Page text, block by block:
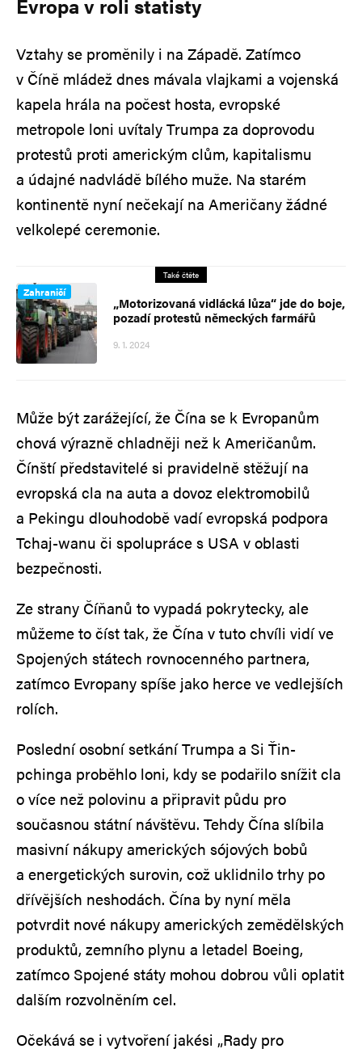
Evropa v roli statisty
Vztahy se proměnily i na Západě. Zatímco
v Číně mládež dnes mávala vlajkami a vojenská
kapela hrála na počest hosta, evropské
metropole loni uvítaly Trumpa za doprovodu
protestů proti americkým clům, kapitalismu
a údajné nadvládě bílého muže. Na starém
kontinentě nyní nečekají na Američany žádné
velkolepé ceremonie.
Také čtěte
Zahraničí
„Motorizovaná vidlácká lůza“ jde do boje,
pozadí protestů německých farmářů
9. 1. 2024
Může být zarážející, že Čína se k Evropanům
chová výrazně chladněji než k Američanům.
Čínští představitelé si pravidelně stěžují na
evropská cla na auta a dovoz elektromobilů
a Pekingu dlouhodobě vadí evropská podpora
Tchaj-wanu či spolupráce s USA v oblasti
bezpečnosti.
Ze strany Číňanů to vypadá pokrytecky, ale
můžeme to číst tak, že Čína v tuto chvíli vidí ve
Spojených státech rovnocenného partnera,
zatímco Evropany spíše jako herce ve vedlejších
rolích.
Poslední osobní setkání Trumpa a Si Ťin-
pchinga proběhlo loni, kdy se podařilo snížit cla
o více než polovinu a připravit půdu pro
současnou státní návštěvu. Tehdy Čína slíbila
masivní nákupy amerických sójových bobů
a energetických surovin, což uklidnilo trhy po
dřívějších neshodách. Čína by nyní měla
potvrdit nové nákupy amerických zemědělských
produktů, zemního plynu a letadel Boeing,
zatímco Spojené státy mohou dobrou vůli oplatit
dalším rozvolněním cel.
Očekává se i vytvoření jakési „Rady pro